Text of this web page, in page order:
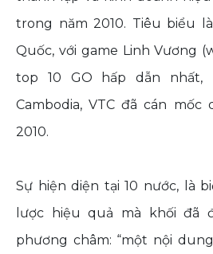
trong năm 2010. Tiêu biểu
Quốc, với game Linh Vương
top 10 GO hấp dẫn nhất,
Cambodia, VTC đã cán
2010.
Sự hiện diện tại 10 nước, là
lược hiệu quả mà khối đã
phương châm: “một nội